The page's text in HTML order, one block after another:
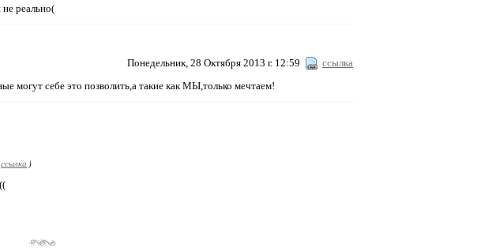
реально(
Понедельник, 28 Октября 2013 г. 12:59 ссылка
могут себе это позволить,а такие как МЫ,только мечтаем!
ссылка )